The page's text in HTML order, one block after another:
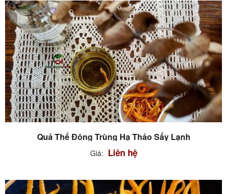
Quả Thể Đông Trùng Hạ Thảo Sấy Lạnh
Giá: Liên hệ